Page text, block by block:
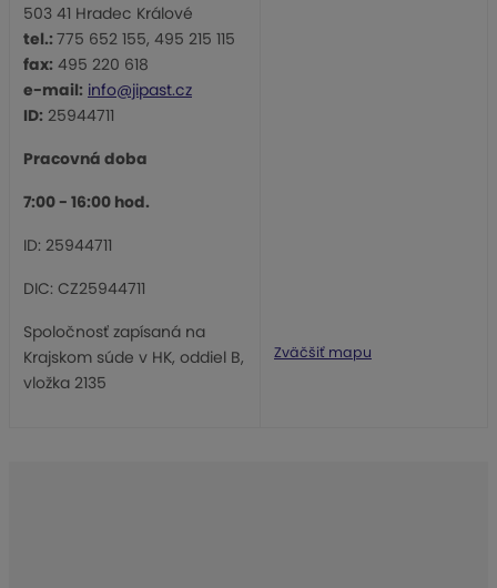
503 41 Hradec Králové
tel.: 775 652 155, 495 215 115
fax: 495 220 618
e-mail: info@jipast.cz
ID: 25944711
Pracovná doba
7:00 - 16:00 hod.
ID: 25944711
DIC: CZ25944711
Spoločnosť zapísaná na
Krajskom súde v HK, oddiel B,
vložka 2135
Zväčšiť mapu